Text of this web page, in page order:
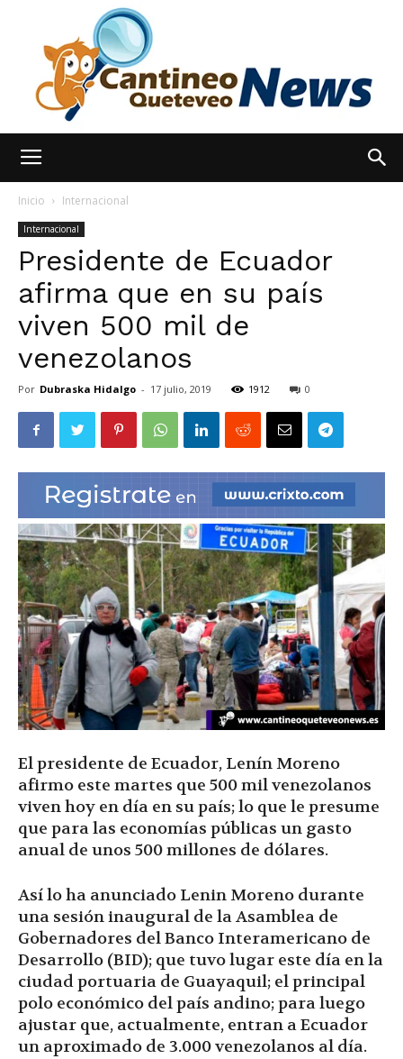
Noticias
hoy
|
Ultima
Hora
|
Inicio Internacional
Internacional
Presidente de Ecuador
afirma que en su país
viven 500 mil de
venezolanos
Por Dubraska Hidalgo - 17 julio, 2019 1912 0
El presidente de Ecuador, Lenín Moreno
afirmo este martes que 500 mil venezolanos
viven hoy en día en su país; lo que le presume
que para las economías públicas un gasto
anual de unos 500 millones de dólares.
Así lo ha anunciado Lenin Moreno durante
una sesión inaugural de la Asamblea de
Gobernadores del Banco Interamericano de
Desarrollo (BID); que tuvo lugar este día en la
ciudad portuaria de Guayaquil; el principal
polo económico del país andino; para luego
ajustar que, actualmente, entran a Ecuador
un aproximado de 3.000 venezolanos al día.